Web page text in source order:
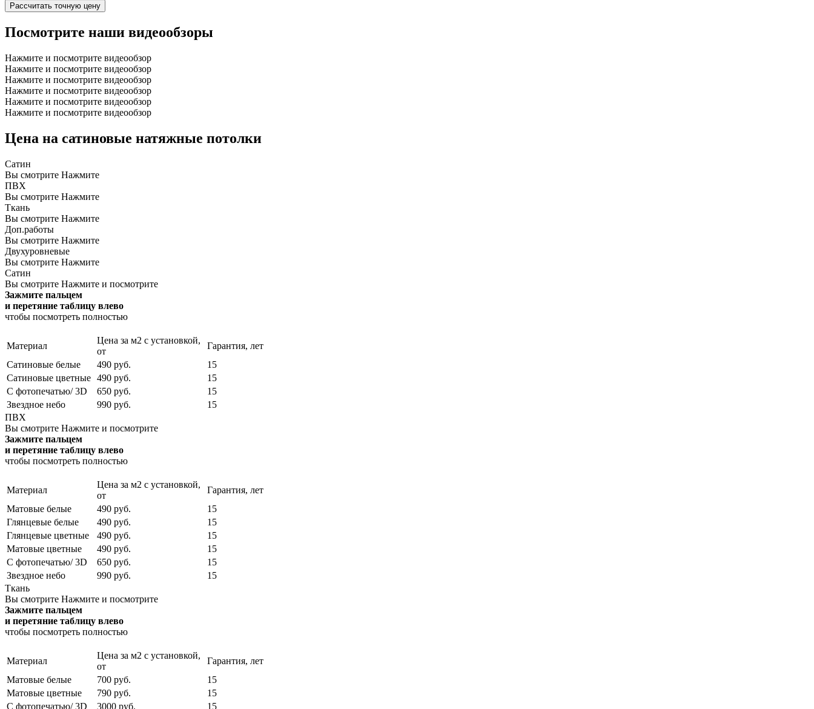
Рассчитать точную цену
Посмотрите наши видеообзоры
Нажмите и посмотрите видеообзор
Нажмите и посмотрите видеообзор
Нажмите и посмотрите видеообзор
Нажмите и посмотрите видеообзор
Нажмите и посмотрите видеообзор
Нажмите и посмотрите видеообзор
Цена на сатиновые натяжные потолки
Сатин
Вы смотрите Нажмите
ПВХ
Вы смотрите Нажмите
Ткань
Вы смотрите Нажмите
Доп.работы
Вы смотрите Нажмите
Двухуровневые
Вы смотрите Нажмите
Сатин
Вы смотрите Нажмите и посмотрите
Зажмите пальцем
и перетяние таблицу влево
чтобы посмотреть полностью
Материал
Цена за м2 с установкой,
от
Гарантия, лет
Сатиновые белые
490 руб.
15
Сатиновые цветные 490 руб.
15
С фотопечатью/ 3D
650 руб.
15
Звездное небо
990 руб.
15
ПВХ
Вы смотрите Нажмите и посмотрите
Зажмите пальцем
и перетяние таблицу влево
чтобы посмотреть полностью
Материал
Цена за м2 с установкой,
от
Гарантия, лет
Матовые белые
490 руб.
15
Глянцевые белые
490 руб.
15
Глянцевые цветные
490 руб.
15
Матовые цветные
490 руб.
15
С фотопечатью/ 3D
650 руб.
15
Звездное небо
990 руб.
15
Ткань
Вы смотрите Нажмите и посмотрите
Зажмите пальцем
и перетяние таблицу влево
чтобы посмотреть полностью
Материал
Цена за м2 с установкой,
от
Гарантия, лет
Матовые белые
700 руб.
15
Матовые цветные
790 руб.
15
С фотопечатью/ 3D
3000 руб. 15